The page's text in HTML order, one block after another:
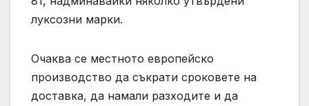
луксозни марки.
Очаква се местното европейско
производство да съкрати сроковете на
доставка, да намали разходите и да